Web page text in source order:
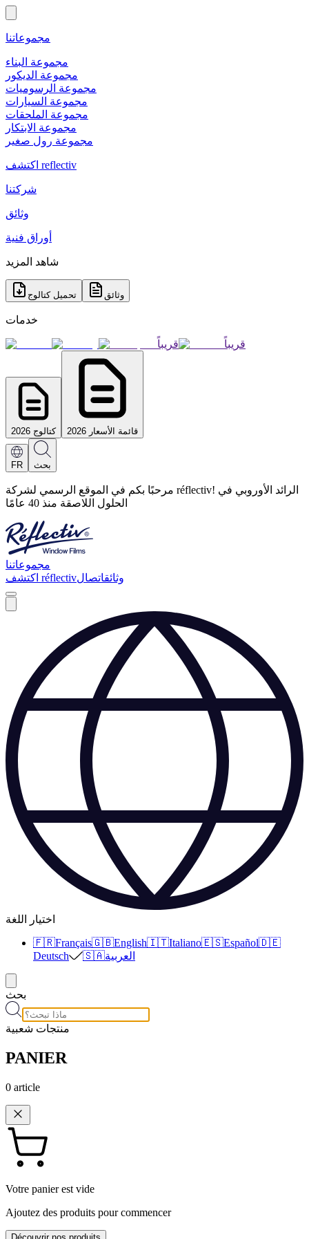
مجموعاتنا
مجموعة البناء
مجموعة الديكور
مجموعة الرسوميات
مجموعة السيارات
مجموعة الملحقات
مجموعة الابتكار
مجموعة رول صغير
اكتشف reflectiv
شركتنا
وثائق
أوراق فنية
شاهد المزيد
تحميل كتالوج وثائق
خدمات
قريباً قريباً
كتالوج 2026 قائمة الأسعار 2026
FR بحث
مرحبًا بكم في الموقع الرسمي لشركة réflectiv! الرائد الأوروبي في
الحلول اللاصقة منذ 40 عامًا
مجموعاتنا
اكتشف réflectiv
وثائقاتصال
اختيار اللغة
🇫🇷Français🇬🇧English🇮🇹Italiano🇪🇸Español🇩🇪
Deutsch
🇸🇦العربية
بحث
منتجات شعبية
PANIER
0 article
Votre panier est vide
Ajoutez des produits pour commencer